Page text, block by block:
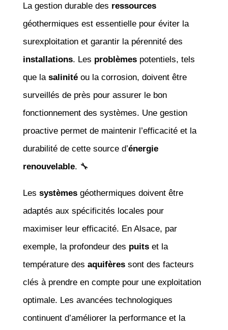
La gestion durable des ressources
géothermiques est essentielle pour éviter la
surexploitation et garantir la pérennité des
installations. Les problèmespotentiels, tels
que la salinitéou la corrosion, doivent être
surveillés de près pour assurer le bon
fonctionnement des systèmes. Une gestion
proactive permet de maintenir l’efficacité et la
durabilité de cette source d’énergie
renouvelable. 🔧
Les systèmesgéothermiques doivent être
adaptés aux spécificités locales pour
maximiser leur efficacité. En Alsace, par
exemple, la profondeur des puitset la
température des aquifèressont des facteurs
clés à prendre en compte pour une exploitation
optimale. Les avancées technologiques
continuent d’améliorer la performance et la